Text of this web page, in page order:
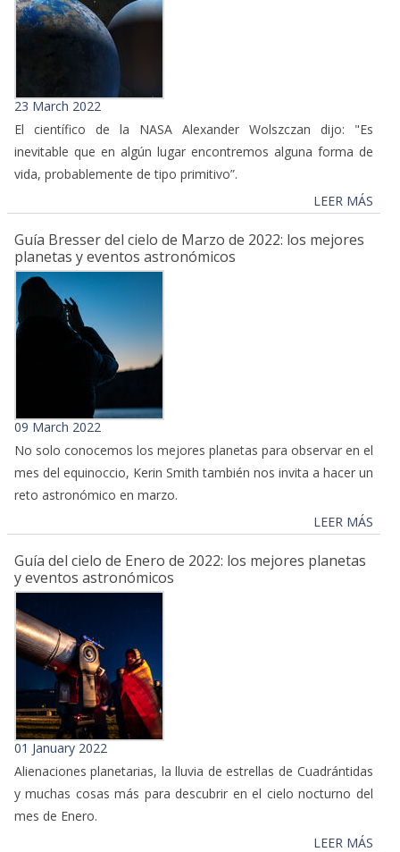
23 March 2022
El científico de la NASA Alexander Wolszczan dijo: "Es
inevitable que en algún lugar encontremos alguna forma de
vida, probablemente de tipo primitivo”.
LEER MÁS
Guía Bresser del cielo de Marzo de 2022: los mejores
planetas y eventos astronómicos
09 March 2022
No solo conocemos los mejores planetas para observar en el
mes del equinoccio, Kerin Smith también nos invita a hacer un
reto astronómico en marzo.
LEER MÁS
Guía del cielo de Enero de 2022: los mejores planetas
y eventos astronómicos
01 January 2022
Alienaciones planetarias, la lluvia de estrellas de Cuadrántidas
y muchas cosas más para descubrir en el cielo nocturno del
mes de Enero.
LEER MÁS